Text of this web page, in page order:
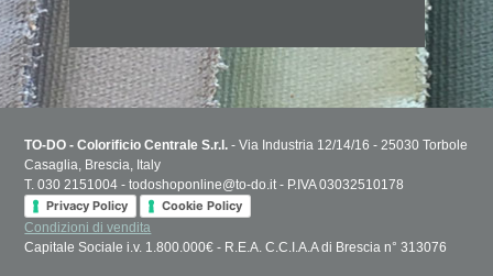
TO-DO - Colorificio Centrale S.r.l. - Via Industria 12/14/16 - 25030 Torbole
Casaglia, Brescia, Italy
T. 030 2151004 - todoshoponline@to-do.it - P.IVA 03032510178
Privacy Policy
Cookie Policy
Condizioni di vendita
Capitale Sociale i.v. 1.800.000€ - R.E.A. C.C.I.A.A di Brescia n° 313076